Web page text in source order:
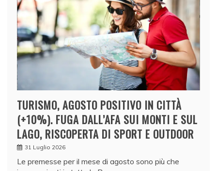
TURISMO, AGOSTO POSITIVO IN CITTÀ
(+10%). FUGA DALL’AFA SUI MONTI E SUL
LAGO, RISCOPERTA DI SPORT E OUTDOOR
31 Luglio 2026
Le premesse per il mese di agosto sono più che